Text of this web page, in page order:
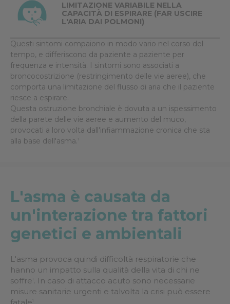
LIMITAZIONE VARIABILE NELLA
CAPACITÀ DI ESPIRARE (FAR USCIRE
L'ARIA DAI POLMONI)
Questi sintomi compaiono in modo vario nel corso del
tempo, e differiscono da paziente a paziente per
frequenza e intensità. I sintomi sono associati a
broncocostrizione (restringimento delle vie aeree), che
comporta una limitazione del flusso di aria che il paziente
riesce a espirare.
Questa ostruzione bronchiale è dovuta a un ispessimento
della parete delle vie aeree e aumento del muco,
provocati a loro volta dall'infiammazione cronica che sta
alla base dell'asma. 1
L'asma è causata da
un'interazione tra fattori
genetici e ambientali
L'asma provoca quindi difficoltà respiratorie che
hanno un impatto sulla qualità della vita di chi ne
soffre 1 . In caso di attacco acuto sono necessarie
misure sanitarie urgenti e talvolta la crisi può essere
1